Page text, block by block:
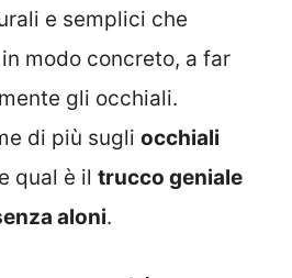
e semplici che
modo concreto, a far
gli occhiali.
di più sugli occhiali
e qual è il trucco geniale
aloni.